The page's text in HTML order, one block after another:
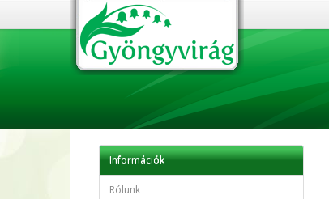
Információk
Rólunk